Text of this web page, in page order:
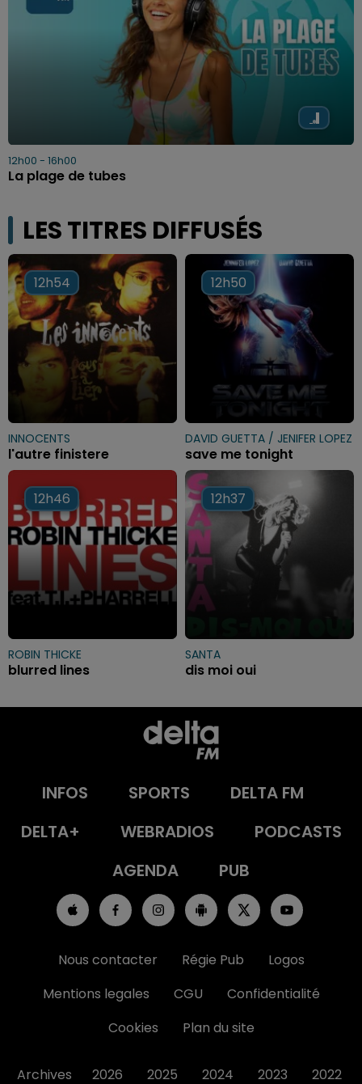
12h00 - 16h00
La plage de tubes
LES TITRES DIFFUSÉS
12h54
12h54
INNOCENTS
l'autre finistere
12h50
12h50
DAVID GUETTA / JENIFER LOPEZ
save me tonight
12h46
12h46
ROBIN THICKE
blurred lines
12h37
12h37
SANTA
dis moi oui
INFOS SPORTS
DELTA FM
DELTA+
WEBRADIOS
PODCASTS
AGENDA
PUB
Nous contacter Régie Pub
Logos
Mentions legales
CGU
Confidentialité
Cookies
Plan du site
Archives 2026 2025 2024 2023 2022